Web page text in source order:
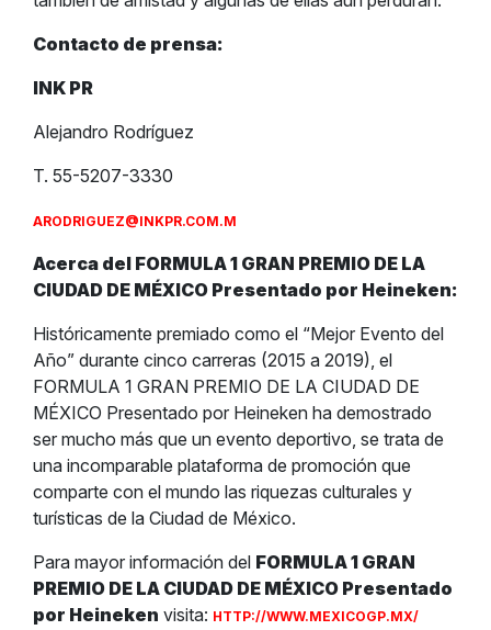
Contacto de prensa:
INK PR
Alejandro Rodríguez
T. 55-5207-3330
ARODRIGUEZ@INKPR.COM.M
Acerca del FORMULA 1 GRAN PREMIO DE LA
CIUDAD DE MÉXICO Presentado por Heineken:
Históricamente premiado como el “Mejor Evento del
Año” durante cinco carreras (2015 a 2019), el
FORMULA 1 GRAN PREMIO DE LA CIUDAD DE
MÉXICO Presentado por Heineken ha demostrado
ser mucho más que un evento deportivo, se trata de
una incomparable plataforma de promoción que
comparte con el mundo las riquezas culturales y
turísticas de la Ciudad de México.
Para mayor información del FORMULA 1 GRAN
PREMIO DE LA CIUDAD DE MÉXICO Presentado
por Heineken visita: HTTP://WWW.MEXICOGP.MX/